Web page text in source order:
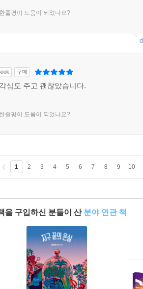
줄평이 도움이 되었나요?
구매
심도 주고 괜찮았습니다.
줄평이 도움이 되었나요?
1 2 3 4 5 6 7 8 9 10
을 구입하신 분들이 산 분야 연관 책